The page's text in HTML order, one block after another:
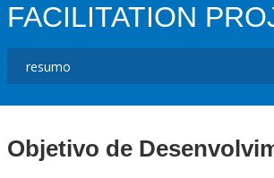
FACILITATION
Objetivo de